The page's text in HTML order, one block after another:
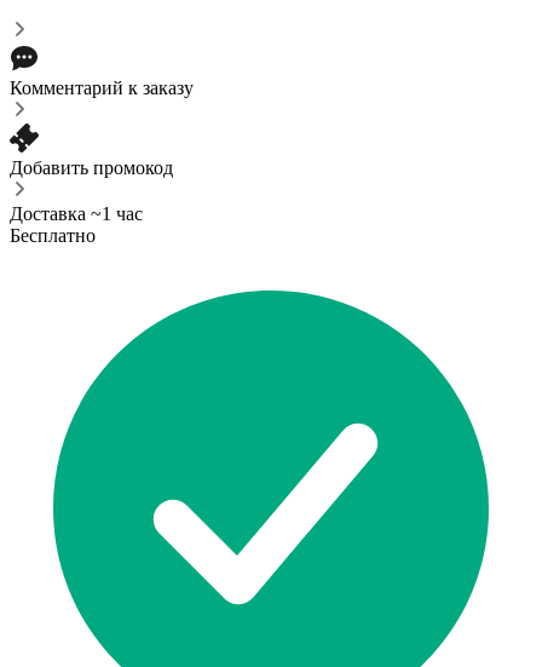
Комментарий к заказу
Добавить промокод
Доставка ~1 час
Бесплатно